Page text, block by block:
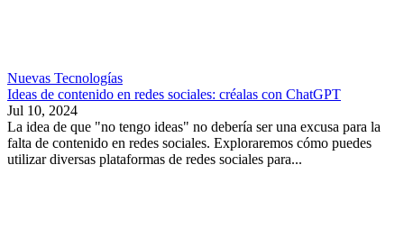
Nuevas Tecnologías
Ideas de contenido en redes sociales: créalas con ChatGPT
Jul 10, 2024
La idea de que "no tengo ideas" no debería ser una excusa para la
falta de contenido en redes sociales. Exploraremos cómo puedes
utilizar diversas plataformas de redes sociales para...